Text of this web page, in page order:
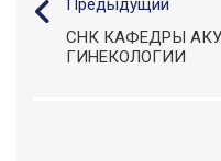
Предыдущий
СНК КАФЕДРЫ
ГИНЕКОЛОГИИ